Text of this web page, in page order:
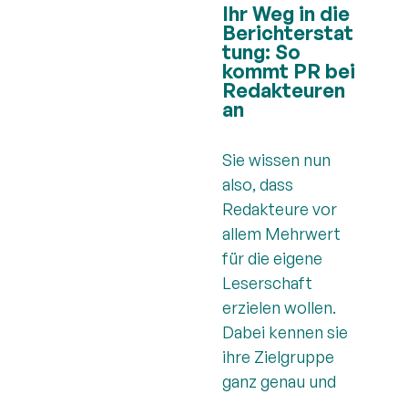
Ihr Weg in die
Berichterstat
tung: So
kommt PR bei
Redakteuren
an
Sie wissen nun
also, dass
Redakteure vor
allem Mehrwert
für die eigene
Leserschaft
erzielen wollen.
Dabei kennen sie
ihre Zielgruppe
ganz genau und